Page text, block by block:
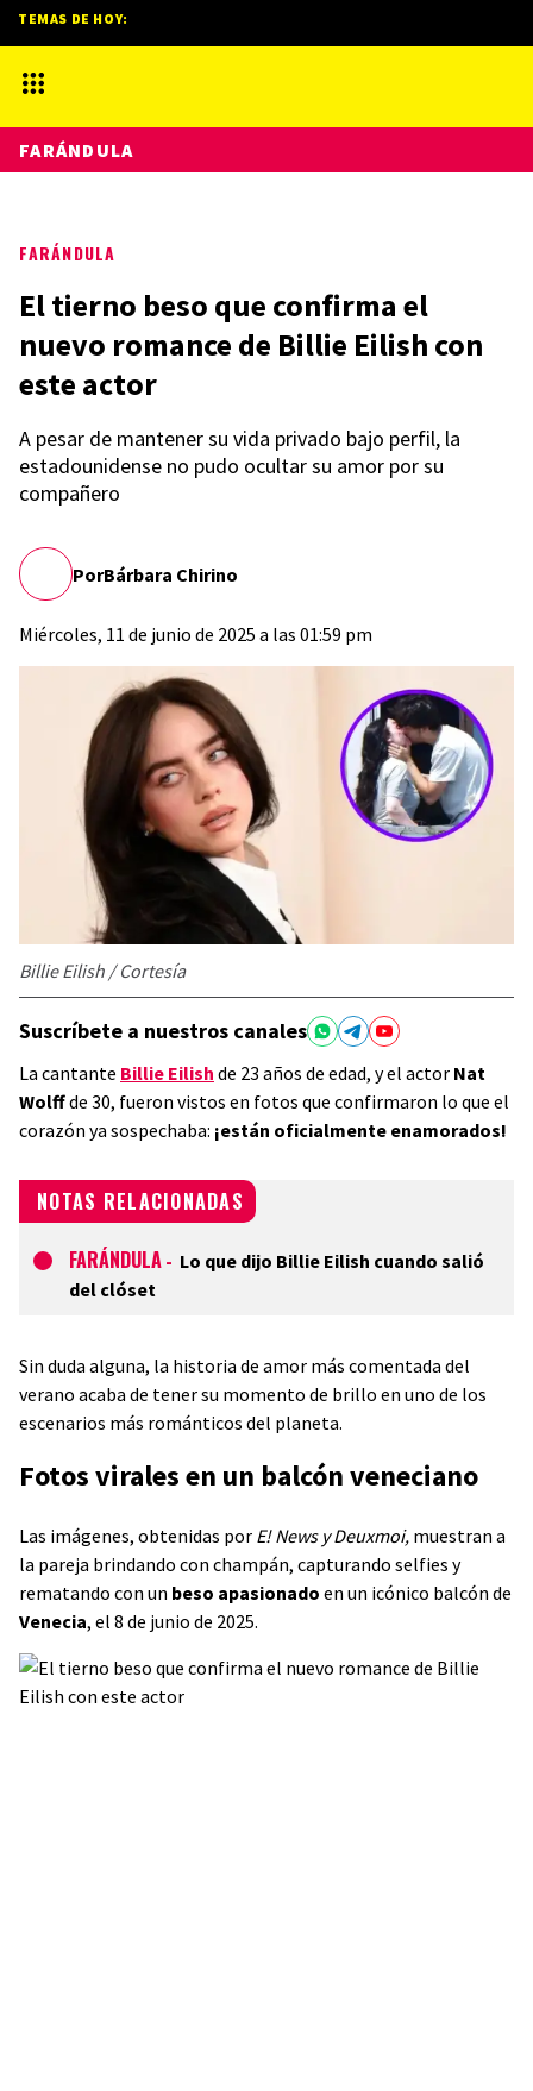
FARÁNDULA
El tierno beso que confirma el
nuevo romance de Billie Eilish con
este actor
A pesar de mantener su vida privado bajo perfil, la
estadounidense no pudo ocultar su amor por su
compañero
PorBárbara Chirino
Miércoles, 11 de junio de 2025 a las 01:59 pm
Billie Eilish / Cortesía
Suscríbete a nuestros canales
La cantante Billie Eilish de 23 años de edad, y el actor Nat
Wolffde 30, fueron vistos en fotos que confirmaron lo que el
corazón ya sospechaba: ¡están oficialmente enamorados!
NOTAS RELACIONADAS
FARÁNDULA - Lo que dijo Billie Eilish cuando salió
del clóset
Sin duda alguna, la historia de amor más comentada del
verano acaba de tener su momento de brillo en uno de los
escenarios más románticos del planeta.
Fotos virales en un balcón veneciano
Las imágenes, obtenidas por E! News y Deuxmoi, muestran a
la pareja brindando con champán, capturando selfies y
rematando con un beso apasionado en un icónico balcón de
Venecia, el 8 de junio de 2025.
TEMAS DE HOY:
FARÁNDULA